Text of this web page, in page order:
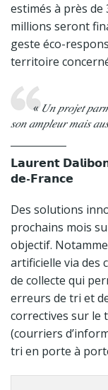
estimés à près de
millions seront
geste éco-
territoire
« 𝑈𝑛 𝑝𝑟𝑜𝑗𝑒𝑡
𝑠𝑜𝑛 𝑎𝑚𝑝𝑙𝑒𝑢𝑟 𝑚𝑎𝑖𝑠
𝗟𝗮𝘂𝗿𝗲𝗻𝘁
𝗱𝗲-𝗙𝗿𝗮𝗻𝗰𝗲
Des solutions
prochains mois
objectif.
artificielle via des
de collecte qui
erreurs de tri et
correctives sur le
(courriers
tri en porte à